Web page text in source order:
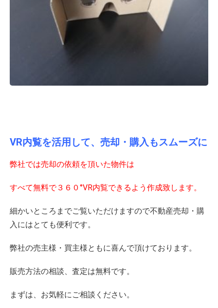
VR内覧を活用して、売却・購入もスムーズに
弊社では売却の依頼を頂いた物件は
すべて無料で３６０°VR内覧できるよう作成致します。
細かいところまでご覧いただけますので不動産売却・購
入にはとても便利です。
弊社の売主様・買主様ともに喜んで頂けております。
販売方法の相談、査定は無料です。
まずは、お気軽にご相談ください。